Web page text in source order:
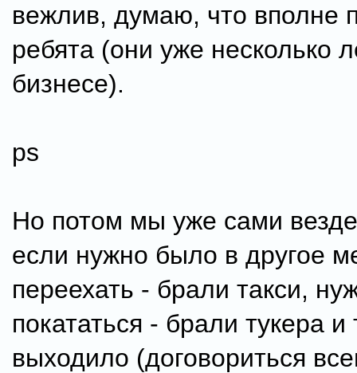
вежлив, думаю, что вполне
ребята (они уже несколько
бизнесе).
ps
Но потом мы уже сами
если нужно было в другое
переехать - брали такси,
покататься - брали тукера
выходило (договориться